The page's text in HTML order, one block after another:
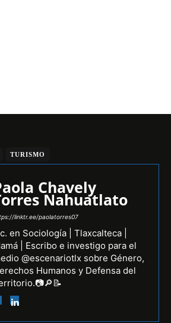
TURISMO
Chavely
Nahuatlato
linktr.ee/paolatorres07
en Sociología | Tlaxcalteca |
| Escribo e investigo para el
@escenariotlx sobre Género,
Humanos y Defensa del